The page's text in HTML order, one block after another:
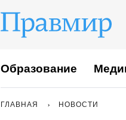
Образование
ГЛАВНАЯ НОВОСТИ